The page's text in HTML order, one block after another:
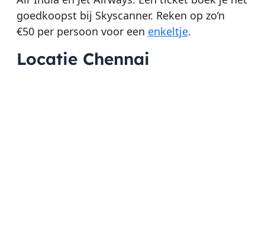
goedkoopst bij Skyscanner. Reken op zo’n
€50 per persoon voor een enkeltje.
Locatie Chennai